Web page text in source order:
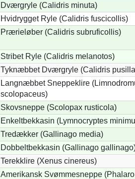
Dværgryle (Calidris minuta)
Hvidrygget Ryle (Calidris fuscicollis)
Prærieløber (Calidris subruficollis)
Stribet Ryle (Calidris melanotos)
Tyknæbbet Dværgryle (Calidris
Langnæbbet Sneppeklire
scolopaceus)
Skovsneppe (Scolopax rusticola)
Enkeltbekkasin (Lymnocryptes
Tredækker (Gallinago media)
Dobbeltbekkasin (Gallinago
Terekklire (Xenus cinereus)
Amerikansk Svømmesneppe